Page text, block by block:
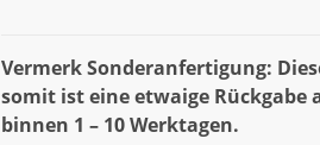
Vermerk Sonderanfertigung:
somit ist eine etwaige Rückgabe
binnen 1 – 10 Werktagen.